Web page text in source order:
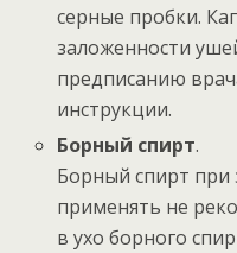
серные пробки.
заложенности
предписанию
инструкции.
Борный спирт.
Борный спирт при
применять не
в ухо борного